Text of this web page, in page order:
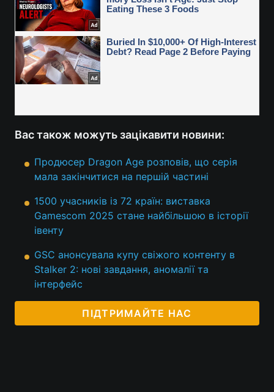
Вас також можуть зацікавити новини:
Продюсер Dragon Age розповів, що серія
мала закінчитися на першій частині
1500 учасників із 72 країн: виставка
Gamescom 2025 стане найбільшою в історії
івенту
GSC анонсувала купу свіжого контенту в
Stalker 2: нові завдання, аномалії та
інтерфейс
ПІДТРИМАЙТЕ НАС